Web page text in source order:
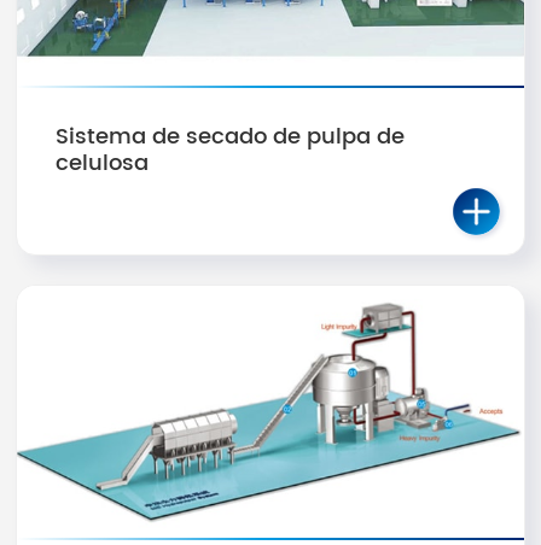
Sistema de secado de pulpa de
celulosa